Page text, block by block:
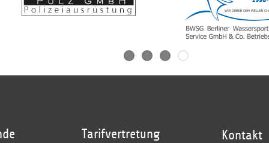
Tarifvertretung Kontakt